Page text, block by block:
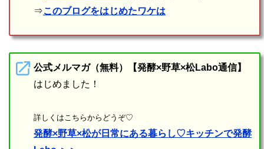
⇒このブログをはじめたワケは
公式メルマガ（無料）【発酵×野草×松Labo通信】
はじめました！
詳しくはこちらからどうぞ♡
発酵×野草×松が日常にある暮らし♡キッチンで発酵